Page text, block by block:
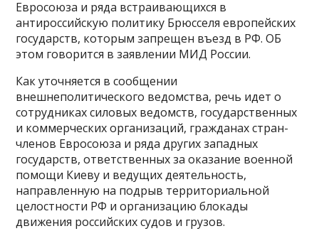
Евросоюза и ряда встраивающихся в
антироссийскую политику Брюсселя европейских
государств, которым запрещен въезд в РФ. ОБ
этом говорится в заявлении МИД России.
Как уточняется в сообщении
внешнеполитического ведомства, речь идет о
сотрудниках силовых ведомств, государственных
и коммерческих организаций, гражданах стран-
членов Евросоюза и ряда других западных
государств, ответственных за оказание военной
помощи Киеву и ведущих деятельность,
направленную на подрыв территориальной
целостности РФ и организацию блокады
движения российских судов и грузов.